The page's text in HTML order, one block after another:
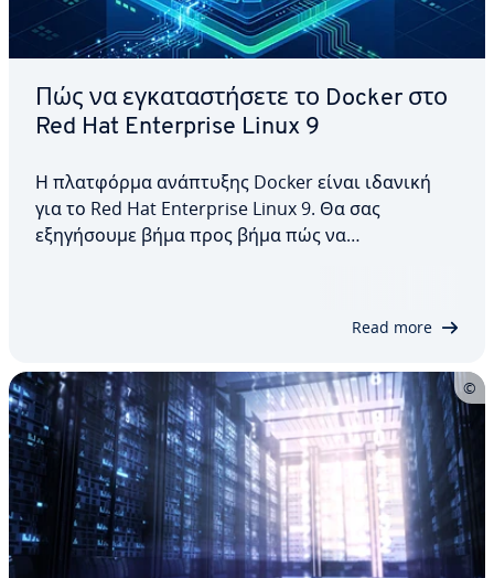
Πώς να εγκαταστήσετε το Docker στο
Red Hat Enterprise Linux 9
Η πλατφόρμα ανάπτυξης Docker είναι ιδανική
για το Red Hat Enterprise Linux 9. Θα σας
εξηγήσουμε βήμα προς βήμα πώς να
Read more